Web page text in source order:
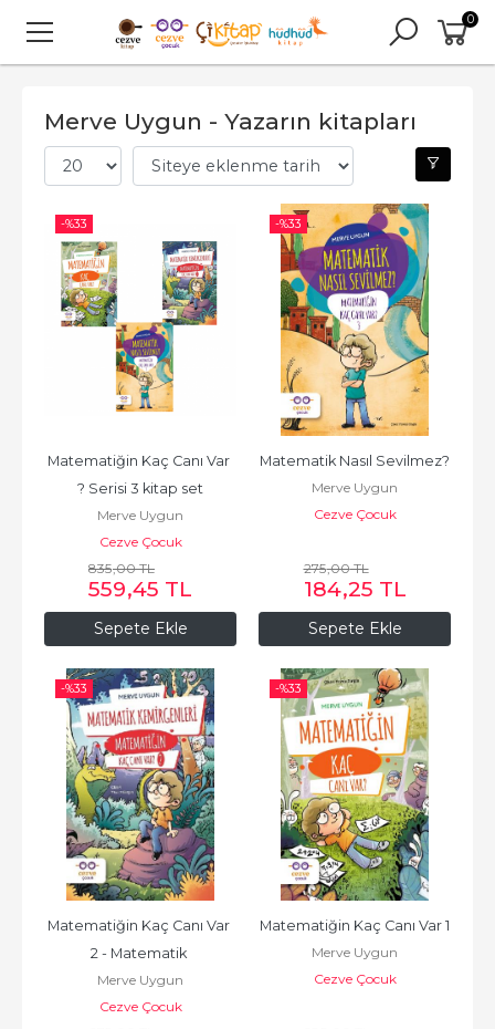
0
Merve Uygun - Yazarın kitapları
-%33
Sepete Ekle
Matematiğin Kaç Canı Var
? Serisi 3 kitap set
Merve Uygun
Cezve Çocuk
835,00TL
559,45 TL
-%33
Sepete Ekle
Matematik Nasıl Sevilmez?
Merve Uygun
Cezve Çocuk
275,00TL
184,25 TL
-%33
Matematiğin Kaç Canı Var
2 - Matematik
Kemirgenleri
Merve Uygun
Cezve Çocuk
-%33
Matematiğin Kaç Canı Var 1
Merve Uygun
Cezve Çocuk